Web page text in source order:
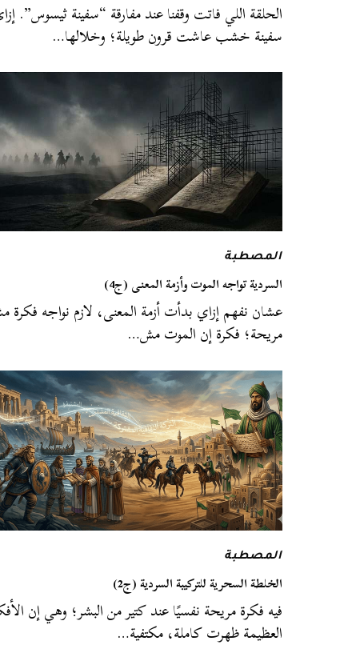
الحلقة اللي فاتت وقفنا عند مفارقة “سفينة ثيسوس”.
سفينة خشب عاشت قرون طويلة؛ وخلالها…
المصطبة
السردية تواجه الموت وأزمة المعنى (ج4)
عشان نفهم إزاي بدأت أزمة المعنى، لازم نواجه
مريحة؛ فكرة إن الموت مش…
المصطبة
الخلطة السحرية للتركيبة السردية (ج2)
فيه فكرة مريحة نفسيًا عند كتير من البشر؛ وهي إن
العظيمة ظهرت كاملة، مكتفية…